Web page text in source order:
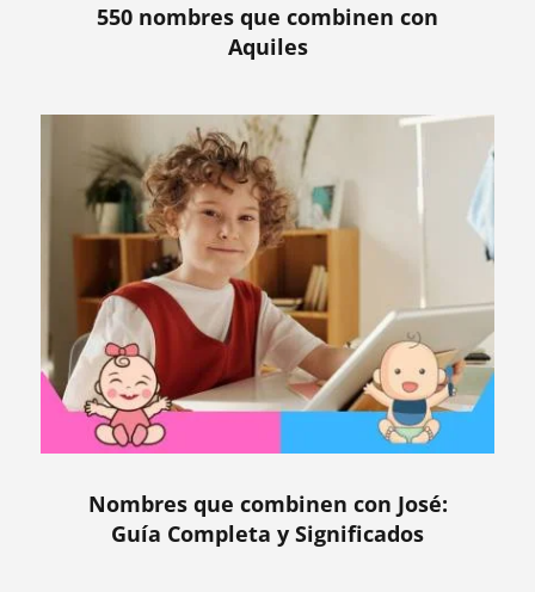
550 nombres que combinen con
Aquiles
Nombres que combinen con José:
Guía Completa y Significados